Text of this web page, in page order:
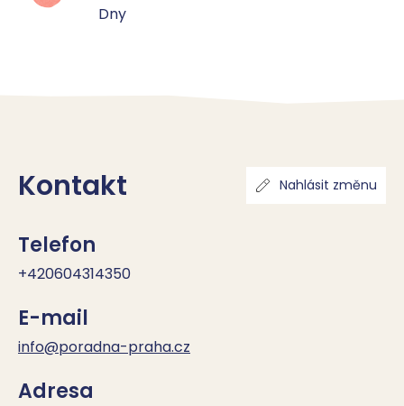
Dny
Kontakt Nahlásit změnu
Telefon
+420604314350
E-mail
info@poradna-praha.cz
Adresa